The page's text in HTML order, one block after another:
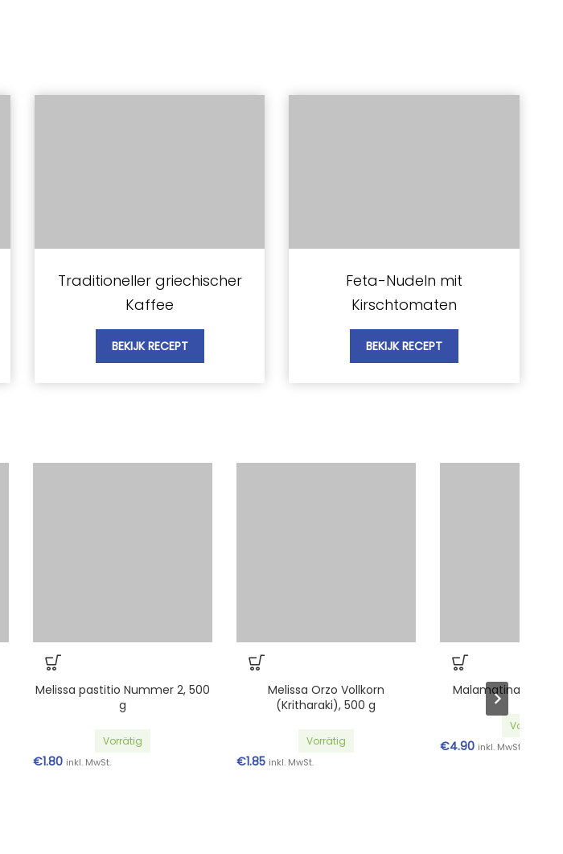
Traditioneller griechischer
Kaffee
BEKIJK RECEPT
Feta-Nudeln mit
Kirschtomaten
BEKIJK RECEPT
Melissa pastitio Nummer 2, 500
inkl. MwSt.
Melissa Orzo Vollkorn
(Kritharaki), 500 g
inkl. MwSt.
Malamatina retsina, 500
inkl. MwSt.